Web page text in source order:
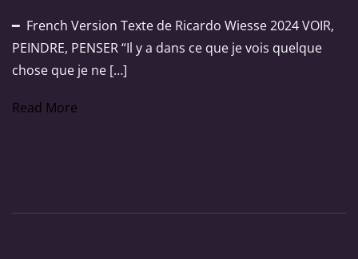
━ French Version Texte de Ricardo Wiesse 2024 VOIR,
PEINDRE, PENSER “Il y a dans ce que je vois quelque
chose que je ne […]
Read More